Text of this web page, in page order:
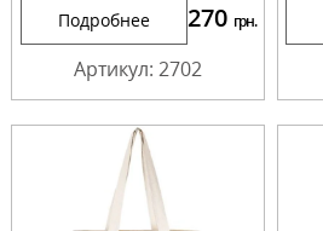
Подробнее 270 грн.
Артикул: 2702